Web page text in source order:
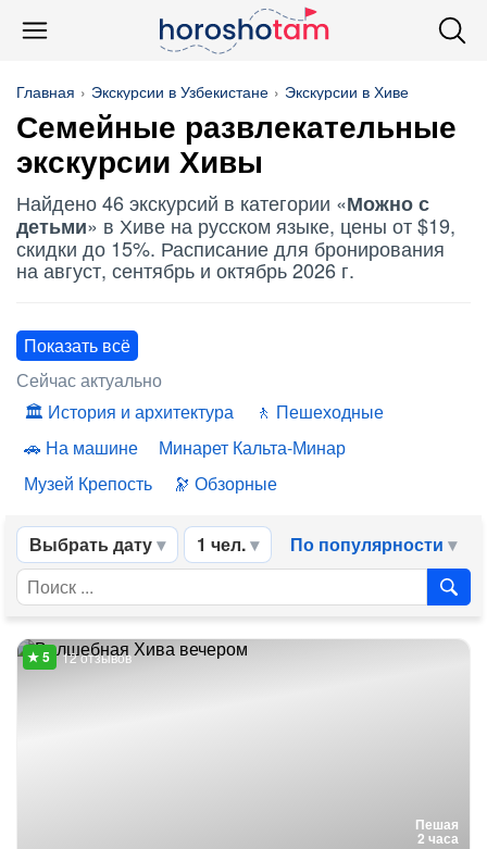
Главная Экскурсии в Узбекистане Экскурсии в Хиве
Семейные развлекательные
экскурсии Хивы
Найдено 46 экскурсий в категории «Можно с
детьми» в Хиве на русском языке, цены от $19,
скидки до 15%. Расписание для бронирования
на август, сентябрь и октябрь 2026 г.
Показать всё
Сейчас актуально
История и архитектура
Пешеходные
На машине
Минарет Кальта-Минар
Музей Крепость
Обзорные
Выбрать дату 1 чел. По популярности
Пешая
2 часа
12 отзывов